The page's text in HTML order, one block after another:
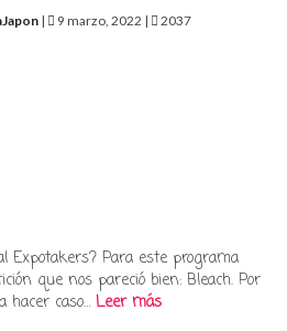
| 9 marzo, 2022 | 2037
Expotakers? Para este programa
que nos pareció bien: Bleach. Por
hacer caso…Leer más